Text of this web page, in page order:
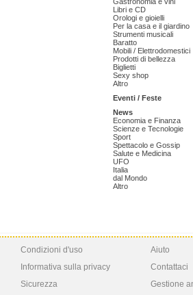
Libri e CD
Orologi e gioielli
Per la casa e il giardino
Strumenti musicali
Baratto
Mobili / Elettrodomestici
Prodotti di bellezza
Biglietti
Sexy shop
Altro
Eventi / Feste
News
Economia e Finanza
Scienze e Tecnologie
Sport
Spettacolo e Gossip
Salute e Medicina
UFO
Italia
dal Mondo
Altro
Condizioni d'uso
Informativa sulla privacy
Sicurezza
Aiuto
Contattaci
Gestione